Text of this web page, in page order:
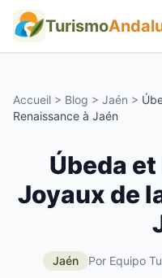
Turismo
Accueil > Blog > Jaén >
Renaissance à Jaén
Úbeda et
Joyaux de
Jaén Por Equipo